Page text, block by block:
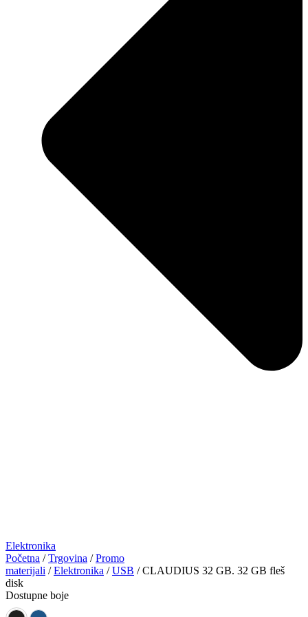
Elektronika
Početna /Trgovina /Promo
materijali /Elektronika /USB / CLAUDIUS 32 GB. 32 GB fleš
disk
Dostupne boje